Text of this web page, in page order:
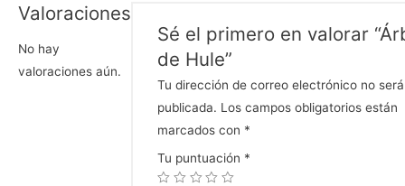
Valoraciones
No hay
valoraciones aún.
Sé el primero en valorar
de Hule”
Tu dirección de correo electrónico no será
publicada. Los campos obligatorios están
marcados con *
Tu puntuación *